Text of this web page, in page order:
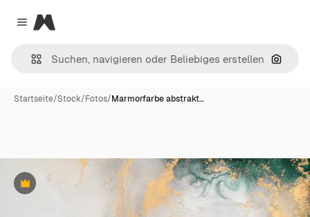
Close menu
Magnific
Nach
Startseite/Stock/Fotos/Marmorfarbe abstrakt…
Premium